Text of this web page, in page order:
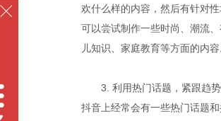
欢什么样的内容，然后有针对
可以尝试制作一些时尚、潮流
儿知识、家庭教育等方面的内
3. 利用热门话题，紧跟趋势
抖音上经常会有一些热门话题